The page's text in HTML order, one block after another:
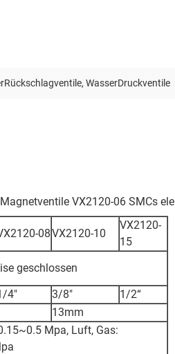
, WasserDruckventile
VX2120-06 SMCs
08VX2120-10
VX2120-
15
geschlossen
4" 3/8"
1/2“
13mm
Mpa, Luft, Gas: